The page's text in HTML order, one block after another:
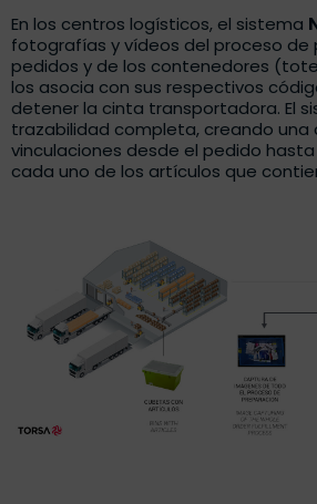
En los centros logísticos, el sistema
fotografías y vídeos del proceso de
pedidos y de los contenedores
los asocia con sus respectivos
detener la cinta transportadora. El
trazabilidad completa, creando una
vinculaciones desde el pedido
cada uno de los artículos que